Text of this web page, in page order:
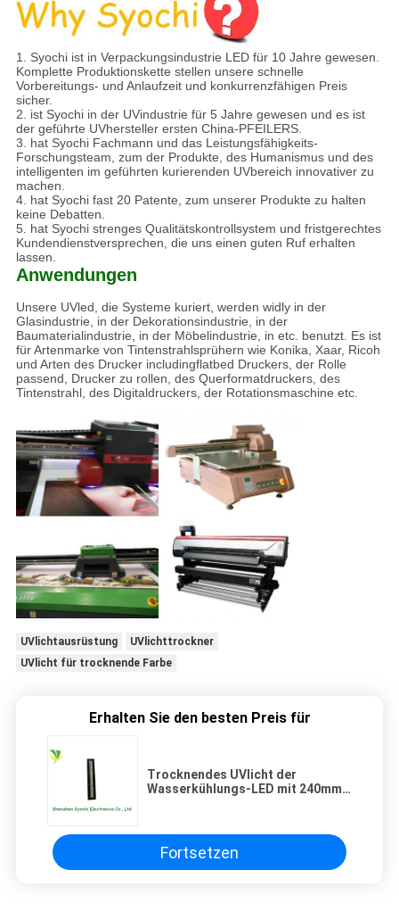
1. Syochi ist in Verpackungsindustrie LED für 10 Jahre gewesen.
Komplette Produktionskette stellen unsere schnelle
Vorbereitungs- und Anlaufzeit und konkurrenzfähigen Preis
sicher.
2. ist Syochi in der UVindustrie für 5 Jahre gewesen und es ist
der geführte UVhersteller ersten China-PFEILERS.
3. hat Syochi Fachmann und das Leistungsfähigkeits-
Forschungsteam, zum der Produkte, des Humanismus und des
intelligenten im geführten kurierenden UVbereich innovativer zu
machen.
4. hat Syochi fast 20 Patente, zum unserer Produkte zu halten
keine Debatten.
5. hat Syochi strenges Qualitätskontrollsystem und fristgerechtes
Kundendienstversprechen, die uns einen guten Ruf erhalten
lassen.
Anwendungen
Unsere UVled, die Systeme kuriert, werden widly in der
Glasindustrie, in der Dekorationsindustrie, in der
Baumaterialindustrie, in der Möbelindustrie, in etc. benutzt. Es ist
für Artenmarke von Tintenstrahlsprühern wie Konika, Xaar, Ricoh
und Arten des Drucker includingflatbed Druckers, der Rolle
passend, Drucker zu rollen, des Querformatdruckers, des
Tintenstrahl, des Digitaldruckers, der Rotationsmaschine etc.
UVlichtausrüstung
UVlichttrockner
UVlicht für trocknende Farbe
Erhalten Sie den besten Preis für
Trocknendes UVlicht der
Wasserkühlungs-LED mit 240mm
Fortsetzen